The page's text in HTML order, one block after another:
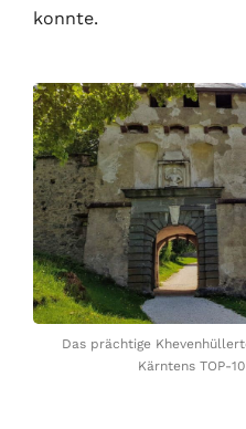
konnte.
Das prächtige
Kärntens TOP-